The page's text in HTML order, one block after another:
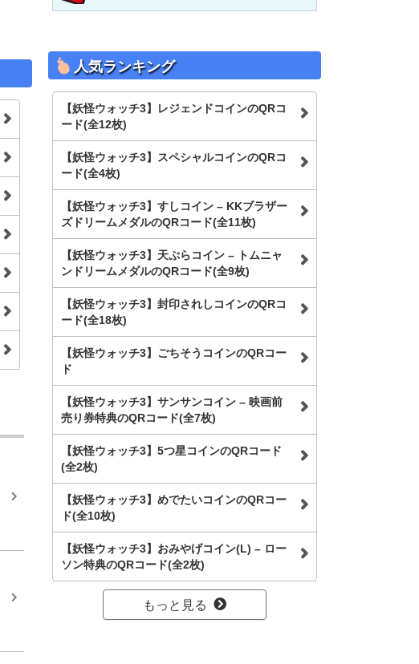
人気ランキング
【妖怪ウォッチ3】レジェンドコインのQRコ
ード(全12枚)
【妖怪ウォッチ3】スペシャルコインのQRコ
ード(全4枚)
【妖怪ウォッチ3】すしコイン – KKブラザー
ズドリームメダルのQRコード(全11枚)
【妖怪ウォッチ3】天ぷらコイン – トムニャ
ンドリームメダルのQRコード(全9枚)
【妖怪ウォッチ3】封印されしコインのQRコ
ード(全18枚)
【妖怪ウォッチ3】ごちそうコインのQRコー
ド
【妖怪ウォッチ3】サンサンコイン – 映画前
売り券特典のQRコード(全7枚)
【妖怪ウォッチ3】5つ星コインのQRコード
(全2枚)
【妖怪ウォッチ3】めでたいコインのQRコー
ド(全10枚)
【妖怪ウォッチ3】おみやげコイン(L) – ロー
ソン特典のQRコード(全2枚)
もっと見る